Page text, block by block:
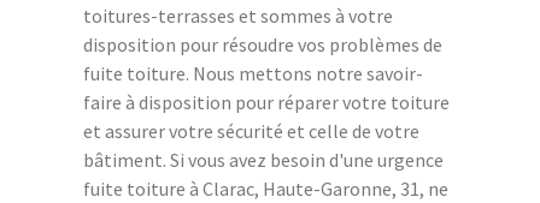
toitures-terrasses et sommes à votre
disposition pour résoudre vos problèmes de
fuite toiture. Nous mettons notre savoir-
faire à disposition pour réparer votre toiture
et assurer votre sécurité et celle de votre
bâtiment. Si vous avez besoin d'une urgence
fuite toiture à Clarac, Haute-Garonne, 31, ne